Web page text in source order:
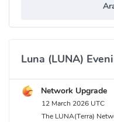
Luna (LUNA)
Network Upgrade
12 March 2026 UTC
The LUNA(Terra)